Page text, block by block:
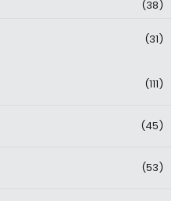
(38)
(31)
(111)
(45)
(53)